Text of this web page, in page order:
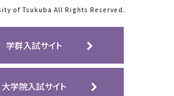
of Tsukuba All Rights Reserved.
学群入試サイト
大学院入試サイト